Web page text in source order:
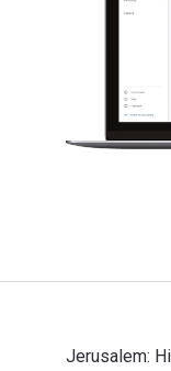
Jerusalem: